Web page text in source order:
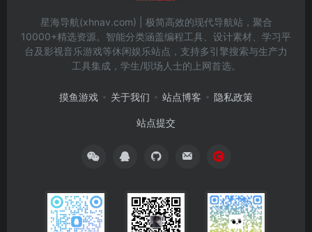
星海导航(xhnav.com) | 极简高效的现代导航站，聚合
10000+精选资源。智能分类涵盖编程工具、设计素材、学习平
台及影视音乐游戏等休闲娱乐站点，支持多引擎搜索与生产力
工具集成，学生/职场人士的上网首选。
摸鱼游戏 关于我们 站点博客 隐私政策
站点提交